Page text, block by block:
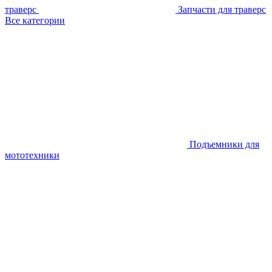
траверс
Запчасти для траверс
Все категории
Подъемники для
мототехники